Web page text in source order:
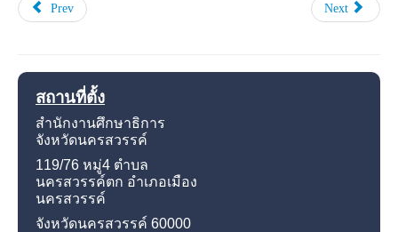
Prev Next
สถานที่ตั้ง
สำนักงานศึกษาธิการ
จังหวัดนครสวรรค์
119/76 หมู่4 ตำบล
นครสวรรค์ตก อำเภอเมือง
นครสวรรค์
จังหวัดนครสวรรค์ 60000